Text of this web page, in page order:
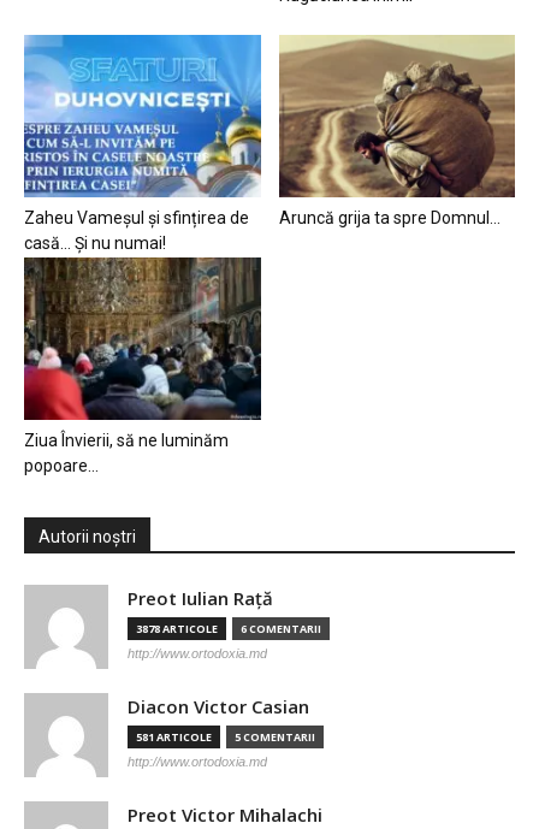
Zaheu Vameșul și sfințirea de
casă… Și nu numai!
Aruncă grija ta spre Domnul…
Ziua Învierii, să ne luminăm
popoare…
Autorii noștri
Preot Iulian Raţă
3878 ARTICOLE 6 COMENTARII
http://www.ortodoxia.md
Diacon Victor Casian
581 ARTICOLE 5 COMENTARII
http://www.ortodoxia.md
Preot Victor Mihalachi